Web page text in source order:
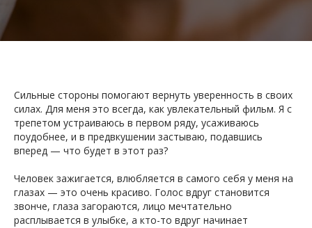
Сильные стороны помогают вернуть уверенность в своих
силах. Для меня это всегда, как увлекательный фильм. Я с
трепетом устраиваюсь в первом ряду, усаживаюсь
поудобнее, и в предвкушении застываю, подавшись
вперед — что будет в этот раз?
Человек зажигается, влюбляется в самого себя у меня на
глазах — это очень красиво. Голос вдруг становится
звонче, глаза загораются, лицо мечтательно
расплывается в улыбке, а кто-то вдруг начинает